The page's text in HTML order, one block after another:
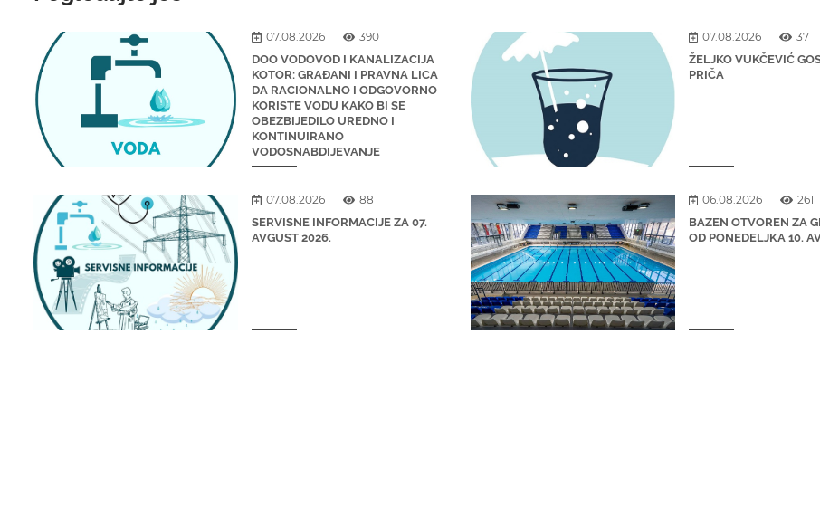
07.08.2026
390
DOO VODOVOD I KANALIZACIJA
KOTOR: GRAĐANI I PRAVNA LICA
DA RACIONALNO I ODGOVORNO
KORISTE VODU KAKO BI SE
OBEZBIJEDILO UREDNO I
KONTINUIRANO
VODOSNABDIJEVANJE
07.08.2026
37
ŽELJKO VUKČEVIĆ
PRIČA
07.08.2026
88
SERVISNE INFORMACIJE ZA 07.
AVGUST 2026.
06.08.2026
261
BAZEN OTVOREN ZA
OD PONEDELJKA 10.